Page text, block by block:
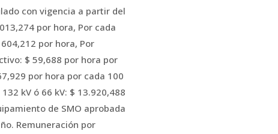
con vigencia a partir del
por hora, Por cada
por hora, Por
$ 59,688 por hora por
por hora por cada 100
kV ó 66 kV: $ 13.920,488
de SMO aprobada
Remuneración por